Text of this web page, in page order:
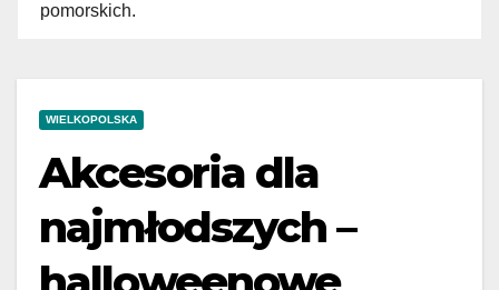
pomorskich.
WIELKOPOLSKA
Akcesoria dla
najmłodszych –